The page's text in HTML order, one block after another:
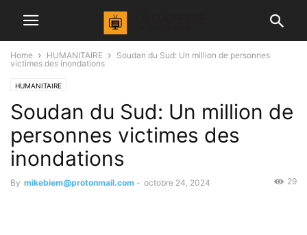
Home HUMANITAIRE
Soudan du Sud: Un million de personnes
victimes des inondations
HUMANITAIRE
Soudan du Sud: Un million de
personnes victimes des
inondations
By mikebiem@protonmail.com - octobre 24, 2024 29